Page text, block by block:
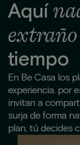
Aquí
extraño
tiempo
En Be Casa los
experiencia. por
invitan a
surja de forma
plan, tú decides